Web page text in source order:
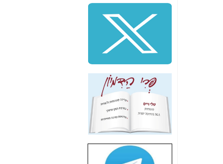
שלמה פילבר (עד
לאחרונה מנכ"ל משרד
התקשורת) - עד
מדינה? הצחקתם
"יש אפליה בחקירה"?
חשיפה: למה השר
משה כחלון לא נחקר
עד היום? -
כאן
הדומה לזו של "תיק
4000" אך בתחום
הסלולר -